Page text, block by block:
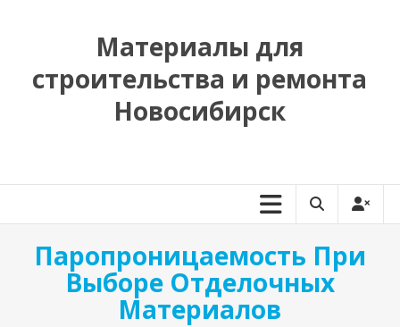
Материалы для
строительства и ремонта
Новосибирск
Паропроницаемость При
Выборе Отделочных
Материалов